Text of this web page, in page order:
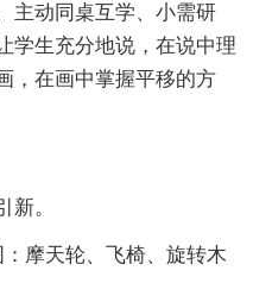
主动同桌互学、小需研
学生充分地说，在说中理
，在画中掌握平移的方
新。
摩天轮、飞椅、旋转木